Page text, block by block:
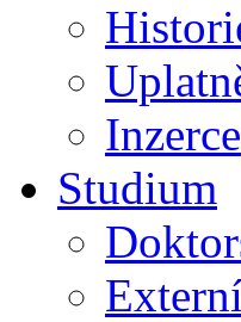
Inzerce
Studium